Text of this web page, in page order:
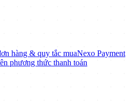
hàng & quy tắc muaNexo Payment
phương thức thanh toán